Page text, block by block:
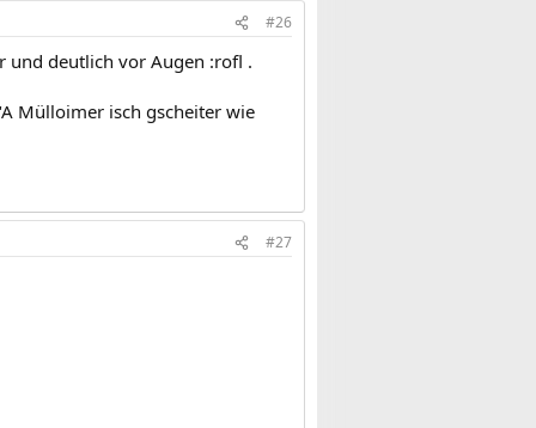
#26
und deutlich vor Augen :rofl .
Mülloimer isch gscheiter wie
#27